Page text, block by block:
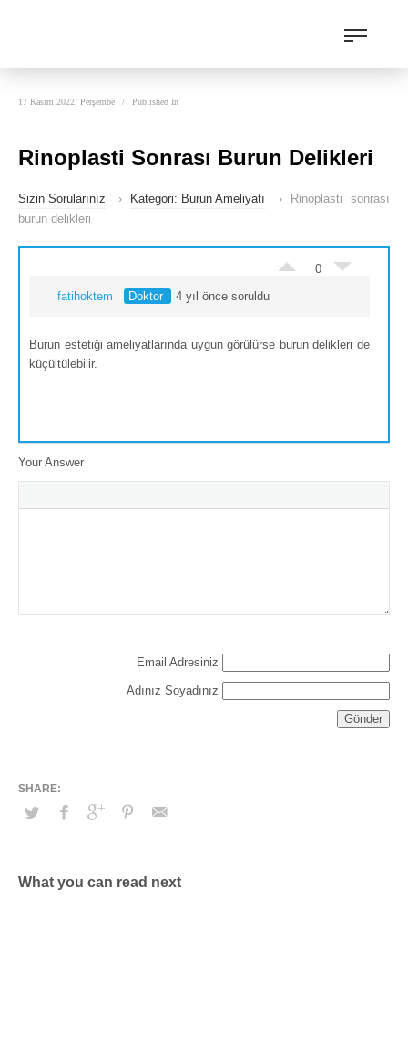
17 Kasım 2022, Perşembe / Published In
Rinoplasti Sonrası Burun Delikleri
Sizin Sorularınız › Kategori: Burun Ameliyatı ›
Rinoplasti sonrası
burun delikleri
0
fatihoktem
Doktor 4 yıl önce soruldu
Burun estetiği ameliyatlarında uygun görülürse burun delikleri de
küçültülebilir.
Your Answer
Email Adresiniz
Adınız Soyadınız
What you can read next